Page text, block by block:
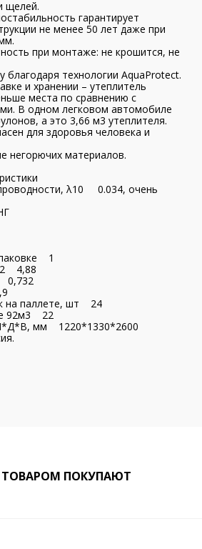
щелей.
гарантирует
не менее 50 лет даже при
при монтаже: не крошится, не
технологии AquaProtect.
и хранении – утеплитель
места по сравнению с
В одном легковом автомобиле
а это 3,66 м3 утеплителя.
для здоровья человека и
негорючих материалов.
λ10 0.034, очень
1
4,88
0,732
на паллете, шт 24
92м3 22
мм 1220*1330*2600
ПОКУПАЮТ